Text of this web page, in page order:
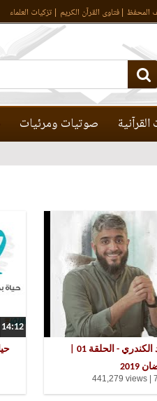
المحفظ فتاوى القرآن الكريم تزكيات العلماء
صوتيات ومرئيات
2019
441,279 views |
14:12